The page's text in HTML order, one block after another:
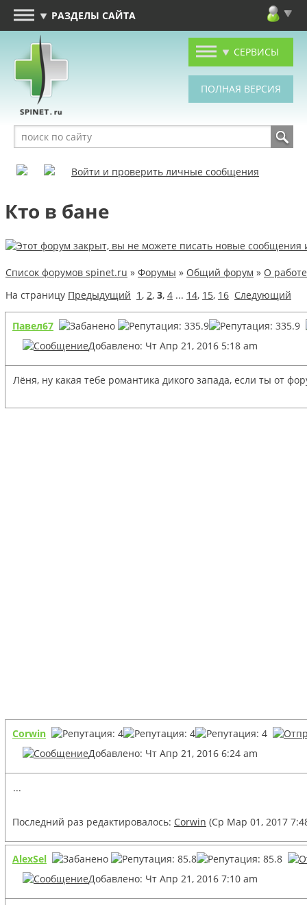
РАЗДЕЛЫ САЙТА
СЕРВИСЫ
Войти и проверить личные сообщения
Кто в бане
Список форумов spinet.ru » Форумы » Общий форум » О
На страницу Предыдущий 1 , 2, 3, 4 ... 14, 15, 16 Следующий
Павел67
Добавлено: Чт Апр 21, 2016 5:18 am
Лёня, ну какая тебе романтика дикого запада, если ты от
Corwin
Добавлено: Чт Апр 21, 2016 6:24 am
...
Последний раз редактировалось: Corwin (Ср Мар 01, 2017
AlexSel
Добавлено: Чт Апр 21, 2016 7:10 am